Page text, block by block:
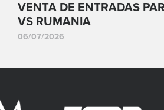
VENTA DE ENTRADAS
VS RUMANIA
06/07/2026